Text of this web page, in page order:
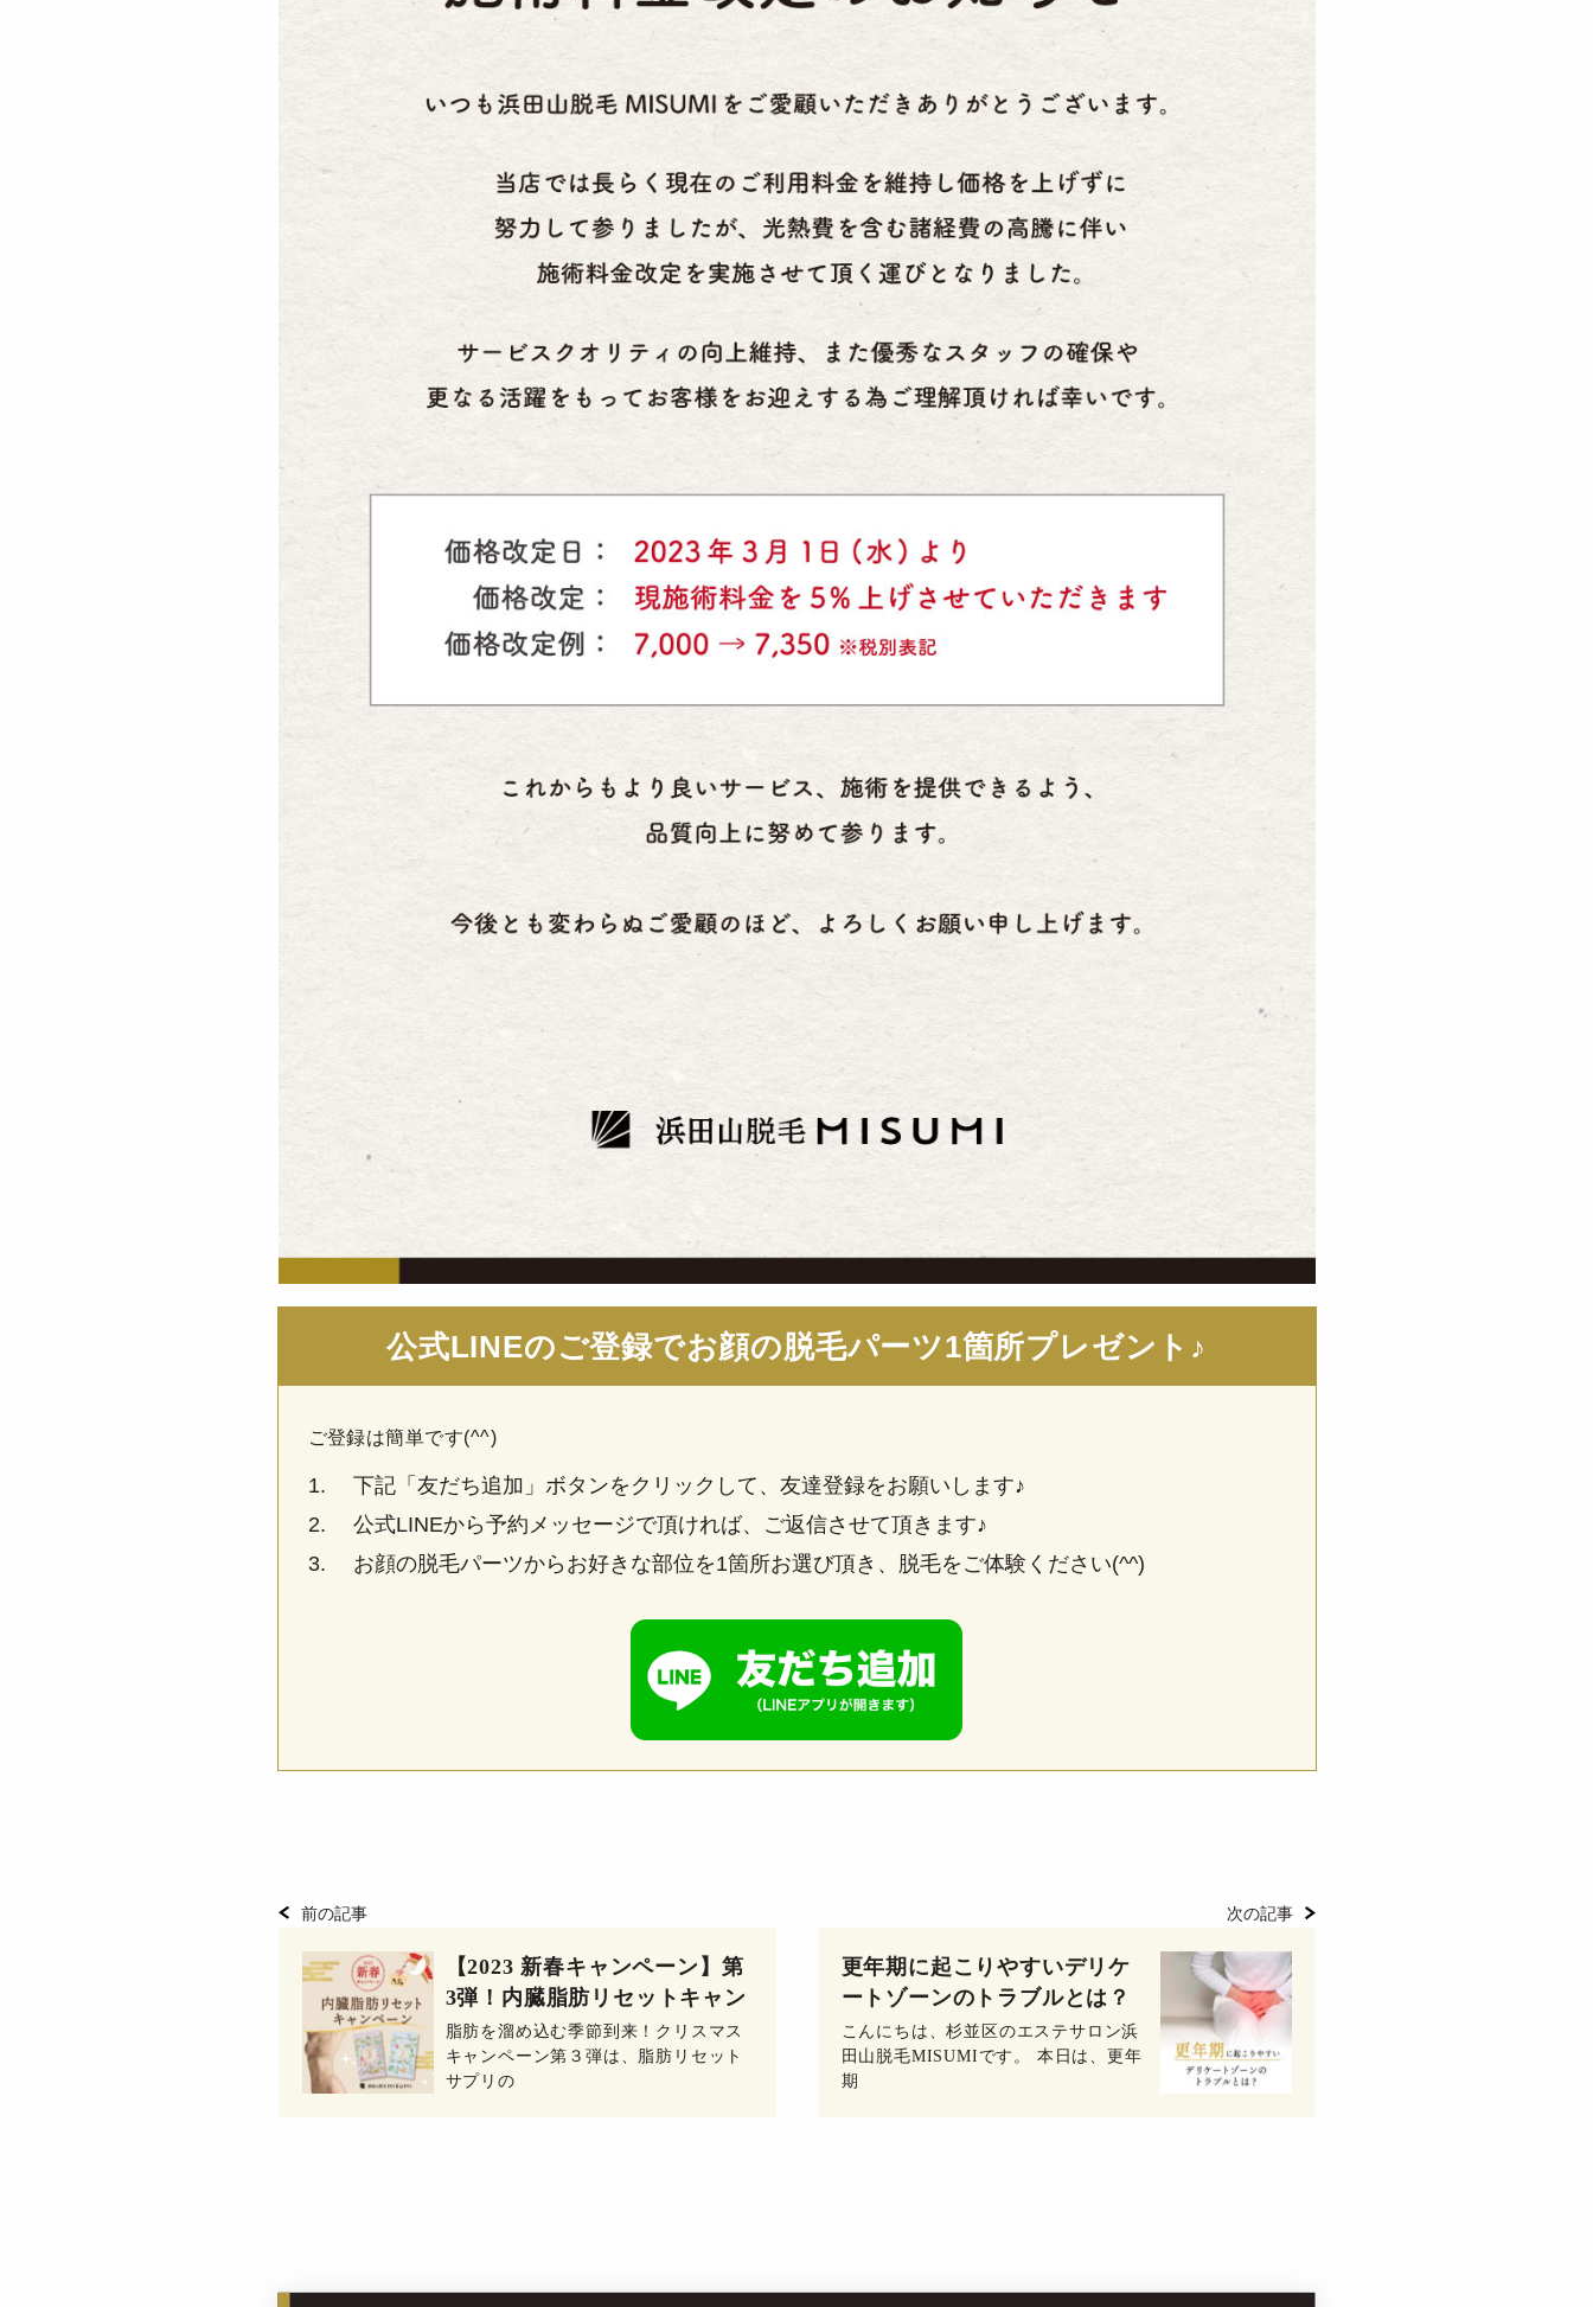
公式LINEのご登録でお顔の脱毛パーツ1箇所プレゼント♪
ご登録は簡単です(^^)
下記「友だち追加」ボタンをクリックして、友達登録をお願いします♪
公式LINEから予約メッセージで頂ければ、ご返信させて頂きます♪
お顔の脱毛パーツからお好きな部位を1箇所お選び頂き、脱毛をご体験ください(^^)
前の記事
【2023 新春キャンペーン】第
3弾！内臓脂肪リセットキャン
ペーン♪
脂肪を溜め込む季節到来！クリスマス
キャンペーン第３弾は、脂肪リセット
サプリの
次の記事
更年期に起こりやすいデリケ
ートゾーンのトラブルとは？
こんにちは、杉並区のエステサロン浜
田山脱毛MISUMIです。 本日は、更年
期